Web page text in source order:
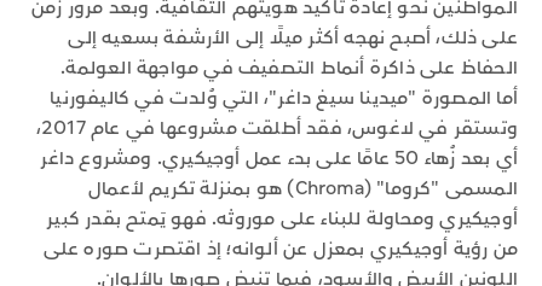
المواطنين نحو إعادة تأكيد هويتهم الثقافية. وبعد مرور زمن
على ذلك، أصبح نهجه أكثر ميلًا إلى الأرشفة بسعيه إلى
الحفاظ على ذاكرة أنماط التصفيف في مواجهة العولمة.
أما المصورة "ميدينا سيغ داغر"، التي وُلدت في كاليفورنيا
وتستقر في لاغوس، فقد أطلقت مشروعها في عام 2017،
أي بعد زُهاء 50 عامًا على بدء عمل أوجيكيري. ومشروع داغر
المسمى "كروما" (Chroma) هو بمنزلة تكريم لأعمال
أوجيكيري ومحاولة للبناء على موروثه. فهو يَمتح بقدر كبير
من رؤية أوجيكيري بمعزل عن ألوانه؛ إذ اقتصرت صوره على
اللونين الأبيض والأسود، فيما تنبض صورها بالألوان.